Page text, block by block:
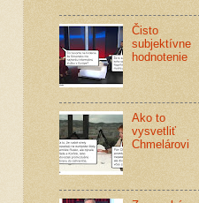
Čisto
subjektívne
hodnotenie
Ako to
vysvetliť
Chmelárovi